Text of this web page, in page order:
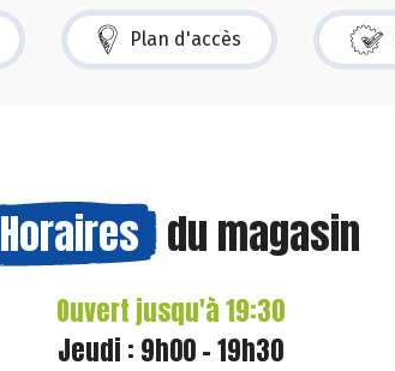
Plan d'accès
Horaires du magasin
Ouvert jusqu'à 19:30
Jeudi : 9h00 - 19h30